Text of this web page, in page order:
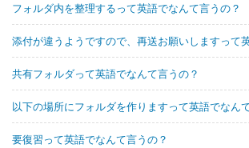
フォルダ内を整理するって英語でなんて言うの？
添付が違うようですので、再送お願いしますって
共有フォルダって英語でなんて言うの？
以下の場所にフォルダを作りますって英語でなん
要復習って英語でなんて言うの？